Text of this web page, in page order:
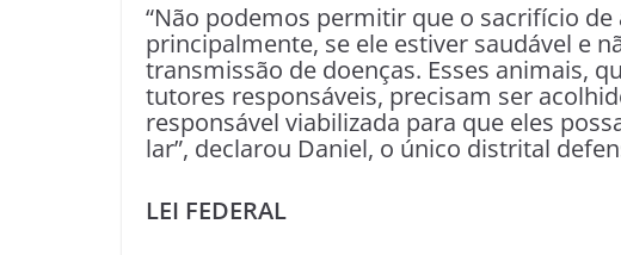
“Não podemos permitir que o sacrifício
principalmente, se ele estiver saudável e
transmissão de doenças. Esses animais,
tutores responsáveis, precisam ser
responsável viabilizada para que eles
lar”, declarou Daniel, o único distrital
LEI FEDERAL